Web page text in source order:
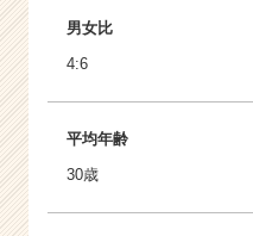
男女比
4:6
平均年齢
30歳